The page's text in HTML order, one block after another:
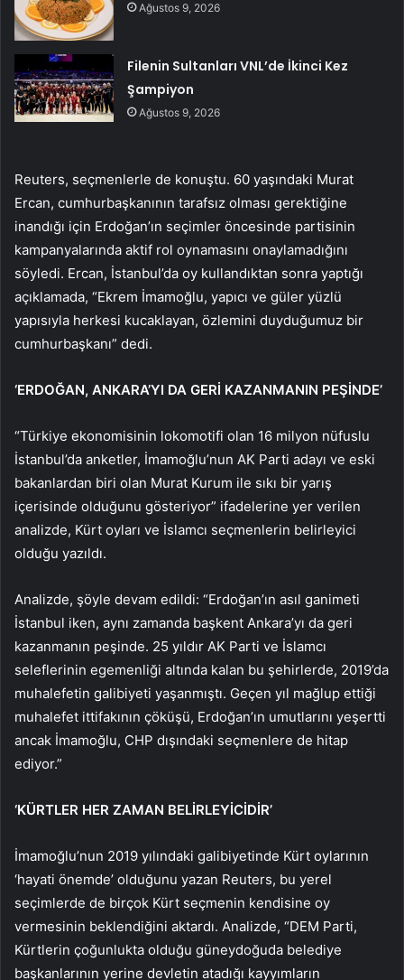
Ağustos 9, 2026
Filenin Sultanları VNL’de İkinci Kez
Şampiyon
Ağustos 9, 2026
Reuters, seçmenlerle de konuştu. 60 yaşındaki Murat
Ercan, cumhurbaşkanının tarafsız olması gerektiğine
inandığı için Erdoğan’ın seçimler öncesinde partisinin
kampanyalarında aktif rol oynamasını onaylamadığını
söyledi. Ercan, İstanbul’da oy kullandıktan sonra yaptığı
açıklamada, “Ekrem İmamoğlu, yapıcı ve güler yüzlü
yapısıyla herkesi kucaklayan, özlemini duyduğumuz bir
cumhurbaşkanı” dedi.
‘ERDOĞAN, ANKARA’YI DA GERİ KAZANMANIN PEŞİNDE’
“Türkiye ekonomisinin lokomotifi olan 16 milyon nüfuslu
İstanbul’da anketler, İmamoğlu’nun AK Parti adayı ve eski
bakanlardan biri olan Murat Kurum ile sıkı bir yarış
içerisinde olduğunu gösteriyor” ifadelerine yer verilen
analizde, Kürt oyları ve İslamcı seçmenlerin belirleyici
olduğu yazıldı.
Analizde, şöyle devam edildi: “Erdoğan’ın asıl ganimeti
İstanbul iken, aynı zamanda başkent Ankara’yı da geri
kazanmanın peşinde. 25 yıldır AK Parti ve İslamcı
seleflerinin egemenliği altında kalan bu şehirlerde, 2019’da
muhalefetin galibiyeti yaşanmıştı. Geçen yıl mağlup ettiği
muhalefet ittifakının çöküşü, Erdoğan’ın umutlarını yeşertti
ancak İmamoğlu, CHP dışındaki seçmenlere de hitap
ediyor.”
‘KÜRTLER HER ZAMAN BELİRLEYİCİDİR’
İmamoğlu’nun 2019 yılındaki galibiyetinde Kürt oylarının
‘hayati önemde’ olduğunu yazan Reuters, bu yerel
seçimlerde de birçok Kürt seçmenin kendisine oy
vermesinin beklendiğini aktardı. Analizde, “DEM Parti,
Kürtlerin çoğunlukta olduğu güneydoğuda belediye
başkanlarının yerine devletin atadığı kayyımların